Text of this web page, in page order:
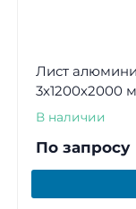
Лист
3х1200х2000
В наличии
По запросу